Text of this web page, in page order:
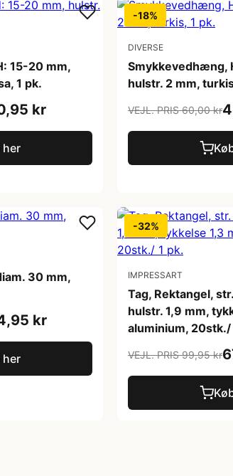
15-20 mm,
1 pk.
kr
her
-18%
DIVERSE
Smykkevedhæng,
hulstr. 2 mm,
VEJL. PRIS 60,00 kr
30 mm,
kr
her
-32%
IMPRESSART
Tag, Rektangel,
hulstr. 1,9 mm,
aluminium, 20stk./
VEJL. PRIS 99,95 kr